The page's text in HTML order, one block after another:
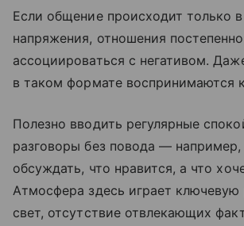
Если общение происходит только
напряжения, отношения
ассоциироваться с негативом.
в таком формате воспринимаются
Полезно вводить регулярные
разговоры без повода —
обсуждать, что нравится, а что
Атмосфера здесь играет ключевую
свет, отсутствие отвлекающих